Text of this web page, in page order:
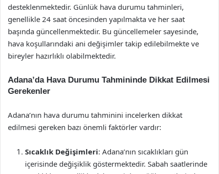
desteklenmektedir. Günlük hava durumu tahminleri,
genellikle 24 saat öncesinden yapılmakta ve her saat
başında güncellenmektedir. Bu güncellemeler sayesinde,
hava koşullarındaki ani değişimler takip edilebilmekte ve
bireyler hazırlıklı olabilmektedir.
Adana’da Hava Durumu Tahmininde Dikkat Edilmesi
Gerekenler
Adana’nın hava durumu tahminini incelerken dikkat
edilmesi gereken bazı önemli faktörler vardır:
Sıcaklık Değişimleri: Adana’nın sıcaklıkları gün
içerisinde değişiklik göstermektedir. Sabah saatlerinde